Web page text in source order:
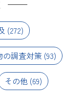
(272)
の調査対策 (93)
その他 (69)